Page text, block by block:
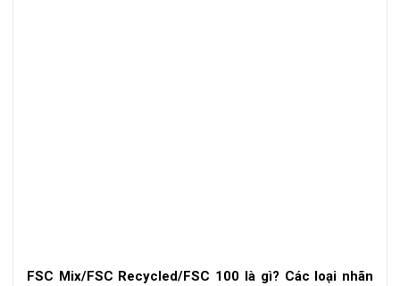
FSC Mix/FSC Recycled/FSC 100 là gì? Các loại nhãn